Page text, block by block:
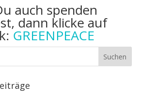
auch spenden
dann klicke auf
GREENPEACE